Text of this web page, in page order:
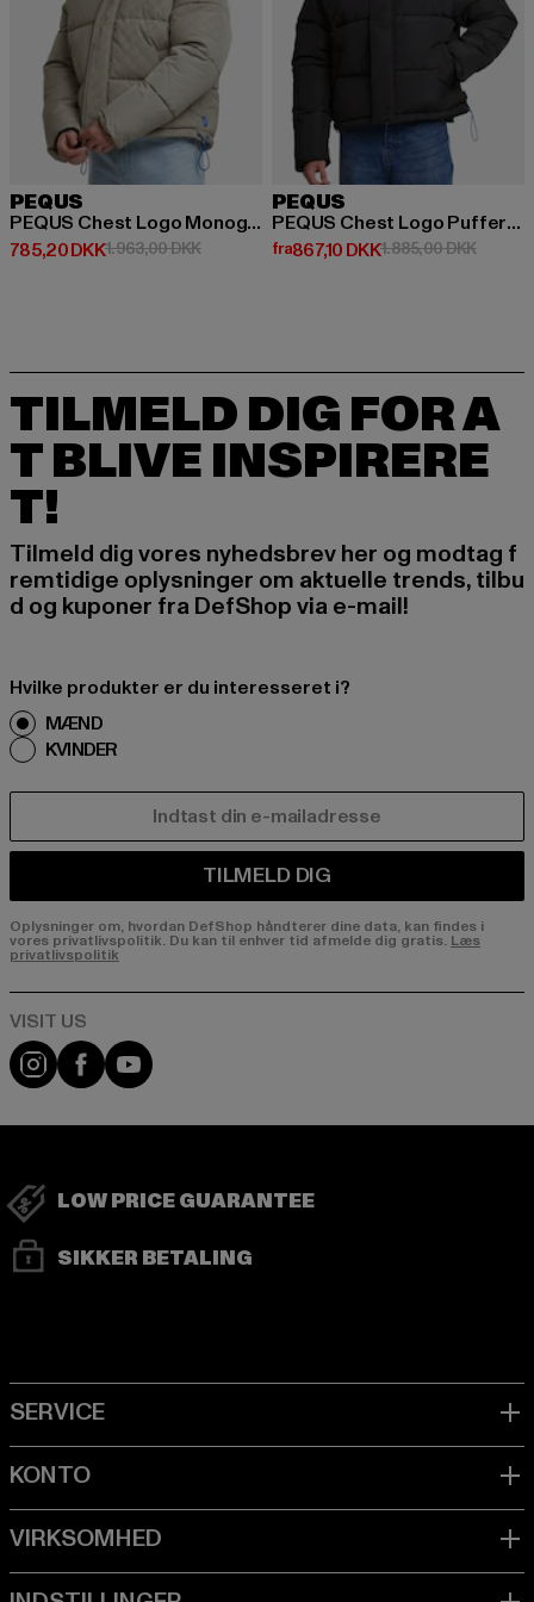
PEQUS
PEQUS Chest Logo Monogram Puffer Jacket
785,20 DKK
Nuværende pris: 785,20 DKK
1.963,00 DKKKampagnepris: 1.963,00 DKK
PEQUS
PEQUS Chest Logo Puffer Jacket
fra867,10 DKK
Nuværende pris: Fra 867,10 DKK
1.885,00 DKK
TILMELD DIG FOR A
T BLIVE INSPIRERE
T!
Tilmeld dig vores nyhedsbrev her og modtag f
remtidige oplysninger om aktuelle trends, tilbu
d og kuponer fra DefShop via e-mail!
Hvilke produkter er du interesseret i?
MÆND
KVINDER
TILMELD DIG
Oplysninger om, hvordan DefShop håndterer dine data, kan findes i
vores privatlivspolitik. Du kan til enhver tid afmelde dig gratis. Læs
privatlivspolitik
Visit our Instagram page:
Visit our Facebook page:
Visit our YouTube channel:
LOW PRICE GUARANTEE
SIKKER BETALING